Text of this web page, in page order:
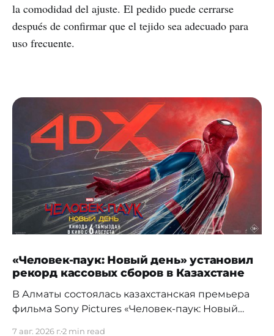
la comodidad del ajuste. El pedido puede cerrarse
después de confirmar que el tejido sea adecuado para
uso frecuente.
«Человек-паук: Новый день» установил
рекорд кассовых сборов в Казахстане
В Алматы состоялась казахстанская премьера
фильма Sony Pictures «Человек-паук: Новый
7 авг. 2026 г.2 min read